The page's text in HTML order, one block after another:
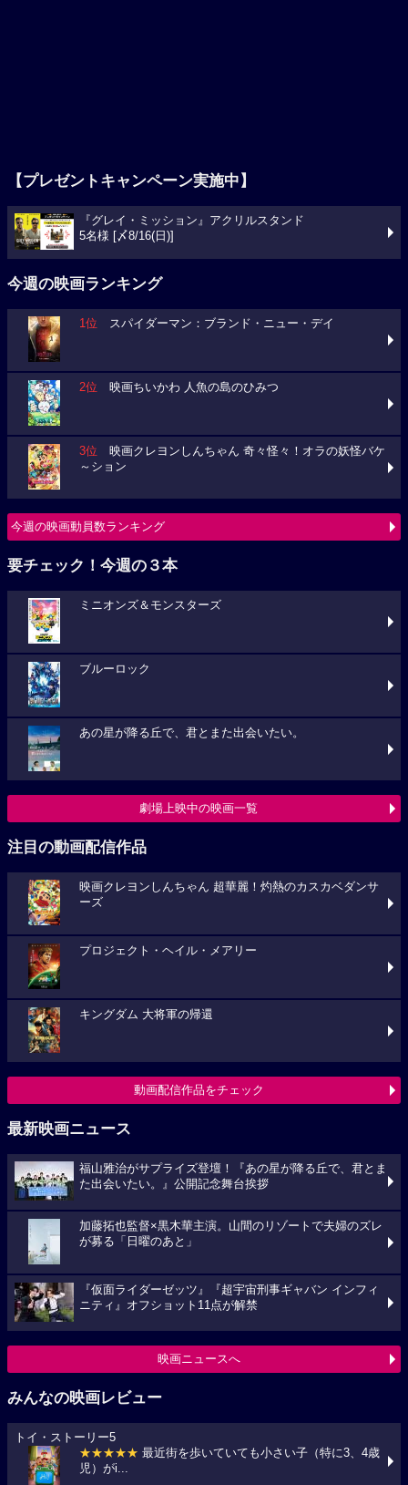
【プレゼントキャンペーン実施中】
『グレイ・ミッション』アクリルスタンド
5名様 [〆8/16(日)]
今週の映画ランキング
1位 スパイダーマン：ブランド・ニュー・デイ
2位 映画ちいかわ 人魚の島のひみつ
3位 映画クレヨンしんちゃん 奇々怪々！オラの妖怪バケ
～ション
今週の映画動員数ランキング
要チェック！今週の３本
ミニオンズ＆モンスターズ
ブルーロック
あの星が降る丘で、君とまた出会いたい。
劇場上映中の映画一覧
注目の動画配信作品
映画クレヨンしんちゃん 超華麗！灼熱のカスカベダンサ
ーズ
プロジェクト・ヘイル・メアリー
キングダム 大将軍の帰還
動画配信作品をチェック
最新映画ニュース
福山雅治がサプライズ登壇！『あの星が降る丘で、君とま
た出会いたい。』公開記念舞台挨拶
加藤拓也監督×黒木華主演。山間のリゾートで夫婦のズレ
が募る「日曜のあと」
『仮面ライダーゼッツ』『超宇宙刑事ギャバン インフィ
ニティ』オフショット11点が解禁
映画ニュースへ
みんなの映画レビュー
トイ・ストーリー5
★★★★★ 最近街を歩いていても小さい子（特に3、4歳
児）がi...